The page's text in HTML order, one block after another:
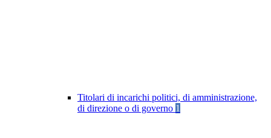
Titolari di incarichi politici, di amministrazione,
di direzione o di governo 1